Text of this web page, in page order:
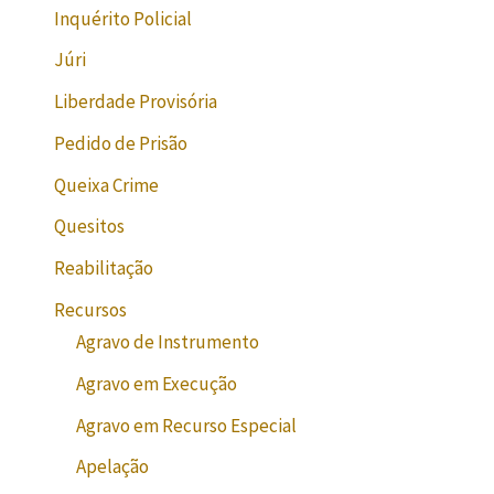
Inquérito Policial
Júri
Liberdade Provisória
Pedido de Prisão
Queixa Crime
Quesitos
Reabilitação
Recursos
Agravo de Instrumento
Agravo em Execução
Agravo em Recurso Especial
Apelação